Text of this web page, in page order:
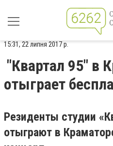
15:31, 22 липня 2017 р.
"Квартал 95" в
отыграет
Резиденты студии
отыграют в